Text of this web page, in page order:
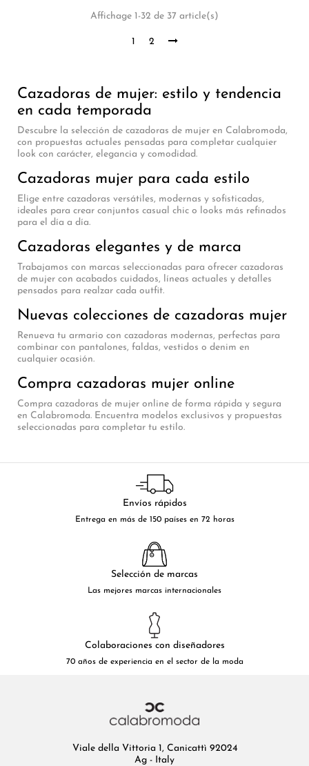
Affichage 1-32 de 37 article(s)
1 2
Cazadoras de mujer: estilo y tendencia
en cada temporada
Descubre la selección de cazadoras de mujer en Calabromoda,
con propuestas actuales pensadas para completar cualquier
look con carácter, elegancia y comodidad.
Cazadoras mujer para cada estilo
Elige entre cazadoras versátiles, modernas y sofisticadas,
ideales para crear conjuntos casual chic o looks más refinados
para el día a día.
Cazadoras elegantes y de marca
Trabajamos con marcas seleccionadas para ofrecer cazadoras
de mujer con acabados cuidados, líneas actuales y detalles
pensados para realzar cada outfit.
Nuevas colecciones de cazadoras mujer
Renueva tu armario con cazadoras modernas, perfectas para
combinar con pantalones, faldas, vestidos o denim en
cualquier ocasión.
Compra cazadoras mujer online
Compra cazadoras de mujer online de forma rápida y segura
en Calabromoda. Encuentra modelos exclusivos y propuestas
seleccionadas para completar tu estilo.
Envíos rápidos
Entrega en más de 150 países en 72 horas
Selección de marcas
Las mejores marcas internacionales
Colaboraciones con diseñadores
70 años de experiencia en el sector de la moda
Viale della Vittoria 1, Canicattì 92024
Ag - Italy